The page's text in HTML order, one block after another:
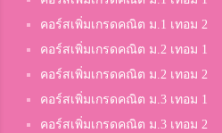
คอร์สเพิ่มเกรดคณิต ม.1 เทอม 2
คอร์สเพิ่มเกรดคณิต ม.2 เทอม 1
คอร์สเพิ่มเกรดคณิต ม.2 เทอม 2
คอร์สเพิ่มเกรดคณิต ม.3 เทอม 1
คอร์สเพิ่มเกรดคณิต ม.3 เทอม 2